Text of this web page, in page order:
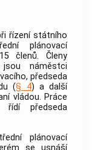
řízení státního
plánovací
členů. Členy
náměstci
předseda
(§ 4) a další
vládou. Práce
řídí předseda
plánovací
se usnáší